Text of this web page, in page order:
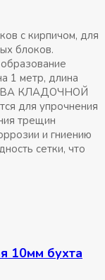
с кирпичом, для
блоков.
1 метр, длина
КЛАДОЧНОЙ
для упрочнения
трещин
и гниению
сетки, что
10мм бухта